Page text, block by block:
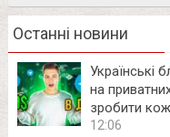
Останні новини
Українські
на
зробити
12:06